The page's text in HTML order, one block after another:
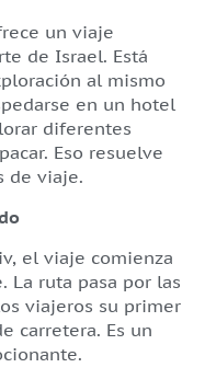
un viaje
de Israel. Está
al mismo
en un hotel
diferentes
Eso resuelve
de viaje.
el viaje comienza
La ruta pasa por las
viajeros su primer
carretera. Es un